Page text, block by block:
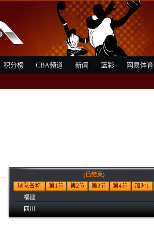
积分榜 CBA频道 新闻 篮彩 网易体育
(已结束)
球队名称
第1节 第2节 第3节 第4节 加时1
福建
四川